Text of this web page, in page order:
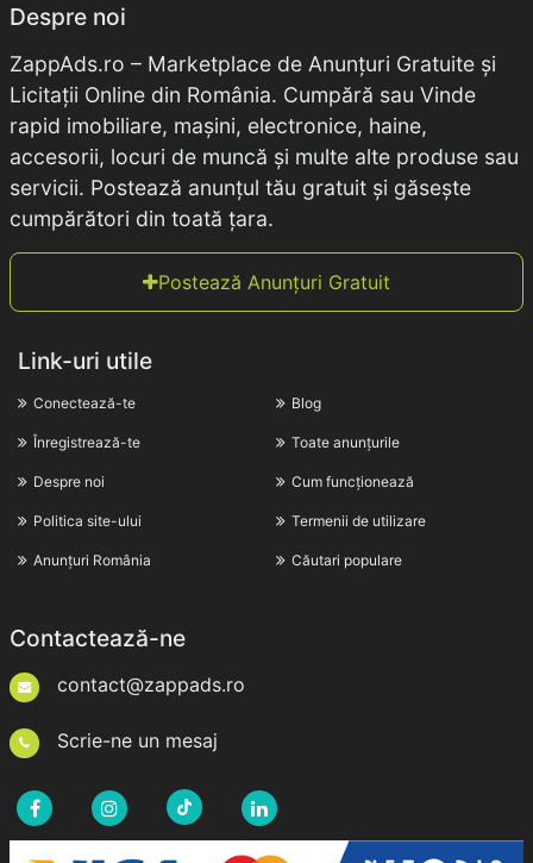
Despre noi
ZappAds.ro – Marketplace de Anunțuri Gratuite și
Licitații Online din România. Cumpără sau Vinde
rapid imobiliare, mașini, electronice, haine,
accesorii, locuri de muncă și multe alte produse sau
servicii. Postează anunțul tău gratuit și găsește
cumpărători din toată țara.
Postează Anunțuri Gratuit
Link-uri utile
Conectează-te
Înregistrează-te
Despre noi
Politica site-ului
Anunțuri România
Blog
Toate anunțurile
Cum funcționează
Termenii de utilizare
Căutari populare
Contactează-ne
contact@zappads.ro
Scrie-ne un mesaj